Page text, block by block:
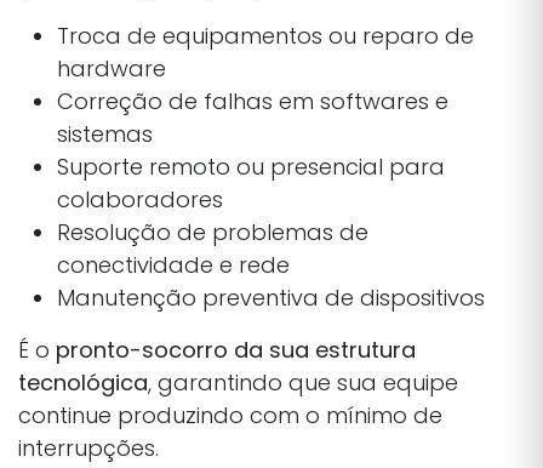
Troca de equipamentos ou reparo de
hardware
Correção de falhas em softwares e
sistemas
Suporte remoto ou presencial para
colaboradores
Resolução de problemas de
conectividade e rede
Manutenção preventiva de dispositivos
É o pronto-socorro da sua estrutura
tecnológica, garantindo que sua equipe
continue produzindo com o mínimo de
interrupções.